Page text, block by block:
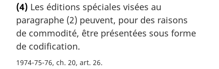
n
a
l
e
:
t
e
m
a
r
g
(4) Les éditions spéciales visées au
paragraphe (2) peuvent, pour des raisons
de commodité, être présentées sous forme
de codification.
1974-75-76, ch. 20, art. 26